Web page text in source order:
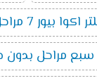
اكوا بيور 7 مراحل
سبع مراحل بدون